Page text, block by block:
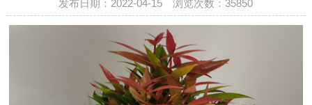
发布日期：2022-04-15 浏览次数：35850